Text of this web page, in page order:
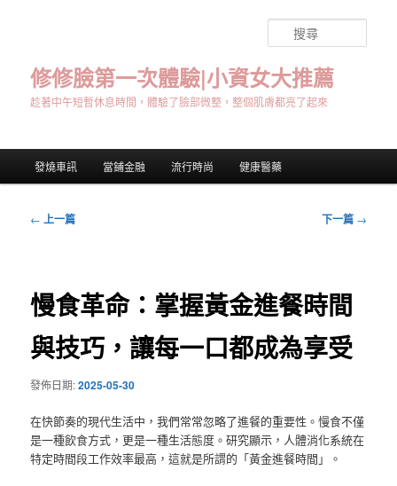
修修臉第一次體驗|小資女大推薦
趁著中午短暫休息時間，體驗了臉部微整，整個肌膚都亮了起來
尋
發燒車訊 當鋪金融 流行時尚 健康醫藥
文
← 上一篇 下一篇 →
慢食革命：掌握黃金進餐時間
與技巧，讓每一口都成為享受
發佈日期:2025-05-30
在快節奏的現代生活中，我們常常忽略了進餐的重要性。慢食不僅
是一種飲食方式，更是一種生活態度。研究顯示，人體消化系統在
特定時間段工作效率最高，這就是所謂的「黃金進餐時間」。